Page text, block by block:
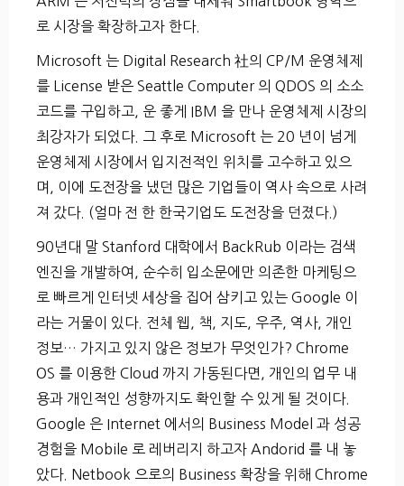
로 시장을 확장하고자 한다.
Microsoft 는 Digital Research 社의 CP/M 운영체제
를 License 받은 Seattle Computer 의 QDOS 의 소소
코드를 구입하고, 운 좋게 IBM 을 만나 운영체제 시장의
최강자가 되었다. 그 후로 Microsoft 는 20 년이 넘게
운영체제 시장에서 입지전적인 위치를 고수하고 있으
며, 이에 도전장을 냈던 많은 기업들이 역사 속으로 사려
져 갔다. (얼마 전 한 한국기업도 도전장을 던졌다.)
90년대 말 Stanford 대학에서 BackRub 이라는 검색
엔진을 개발하여, 순수히 입소문에만 의존한 마케팅으
로 빠르게 인터넷 세상을 집어 삼키고 있는 Google 이
라는 거물이 있다. 전체 웹, 책, 지도, 우주, 역사, 개인
정보… 가지고 있지 않은 정보가 무엇인가? Chrome
OS 를 이용한 Cloud 까지 가동된다면, 개인의 업무 내
용과 개인적인 성향까지도 확인할 수 있게 될 것이다.
Google 은 Internet 에서의 Business Model 과 성공
경험을 Mobile 로 레버리지 하고자 Andorid 를 내 놓
았다. Netbook 으로의 Business 확장을 위해 Chrome